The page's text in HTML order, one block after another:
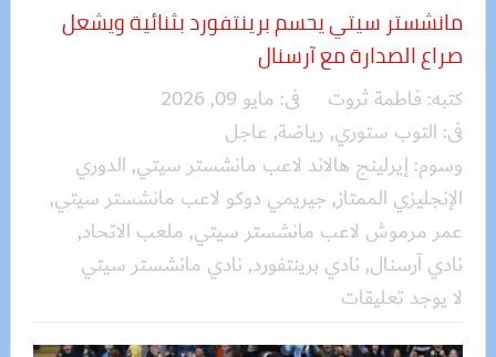
مانشستر سيتي يحسم برينتفورد بثنائية ويشعل
صراع الصدارة مع آرسنال
كتبه: فاطمة ثروت فى: مايو 09, 2026
فى: التوب ستوري, رياضة, عاجل
وسوم: إيرلينج هالاند لاعب مانشستر سيتي, الدوري
الإنجليزي الممتاز, جيريمي دوكو لاعب مانشستر سيتي,
عمر مرموش لاعب مانشستر سيتي, ملعب الاتحاد,
نادي آرسنال, نادي برينتفورد, نادي مانشستر سيتي
لا يوجد تعليقات